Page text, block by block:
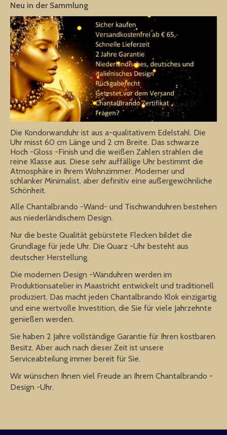
Neu in der Sammlung
Die Kondorwanduhr ist aus a-qualitativem Edelstahl. Die
Uhr misst 60 cm Länge und 2 cm Breite. Das schwarze
Hoch -Gloss -Finish und die weißen Zahlen strahlen die
reine Klasse aus. Diese sehr auffällige Uhr bestimmt die
Atmosphäre in Ihrem Wohnzimmer. Moderner und
schlanker Minimalist, aber definitiv eine außergewöhnliche
Schönheit.
Alle Chantalbrando -Wand- und Tischwanduhren bestehen
aus niederländischem Design.
Nur die beste Qualität gebürstete Flecken bildet die
Grundlage für jede Uhr. Die Quarz -Uhr besteht aus
deutscher Herstellung.
Die modernen Design -Wanduhren werden im
Produktionsatelier in Maastricht entwickelt und traditionell
produziert. Das macht jeden Chantalbrando Klok einzigartig
und eine wertvolle Investition, die Sie für viele Jahrzehnte
genießen werden.
Sie haben 2 Jahre vollständige Garantie für Ihren kostbaren
Besitz. Aber auch nach dieser Zeit ist unsere
Serviceabteilung immer bereit für Sie.
Wir wünschen Ihnen viel Freude an Ihrem Chantalbrando -
Design -Uhr.